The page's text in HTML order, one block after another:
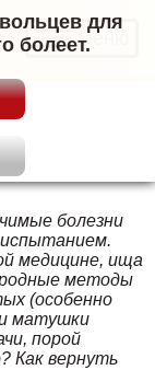
для
болеет.Меню
болезни
медицине, ища
методы
(особенно
матушки
порой
Как вернуть